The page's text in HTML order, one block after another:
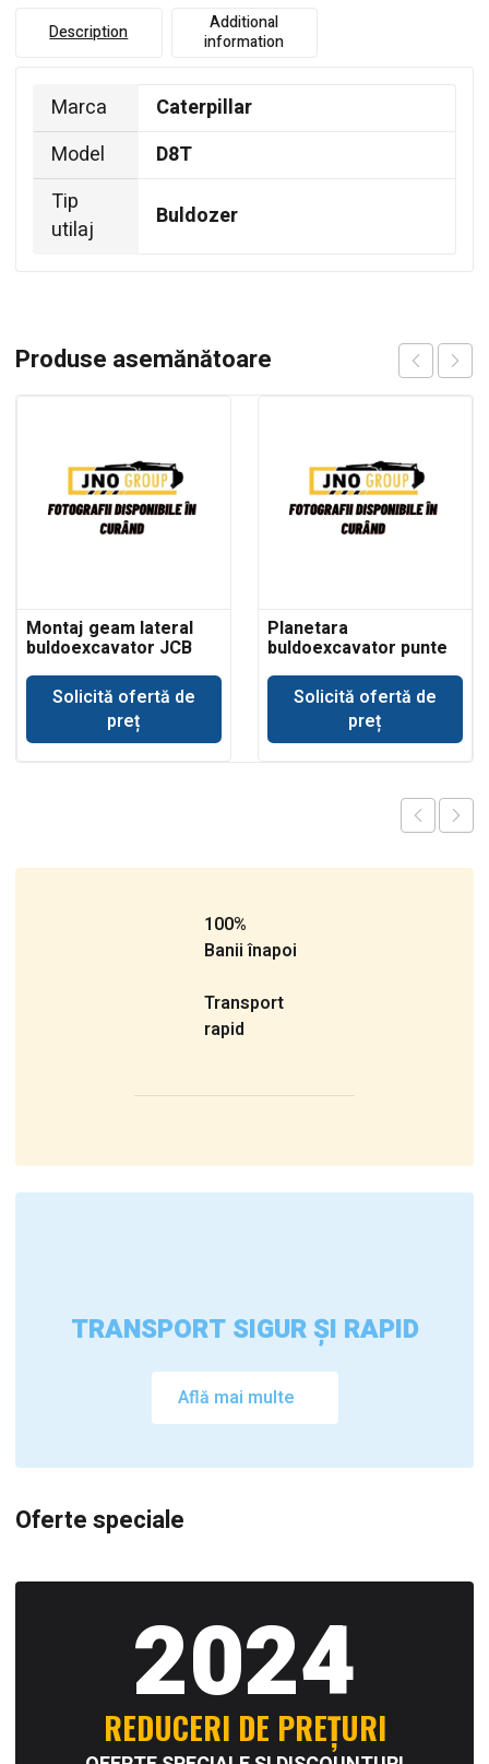
Description
Additional
information
Marca
Caterpillar
Model
D8T
Tip
utilaj
Buldozer
Produse asemănătoare
Montaj geam lateral
buldoexcavator JCB
Solicită ofertă de
preț
Planetara
buldoexcavator punte
Solicită ofertă de
preț
100%
Banii înapoi
Transport
rapid
TRANSPORT SIGUR ȘI RAPID
Află mai multe
Oferte speciale
2024
REDUCERI DE PREȚURI